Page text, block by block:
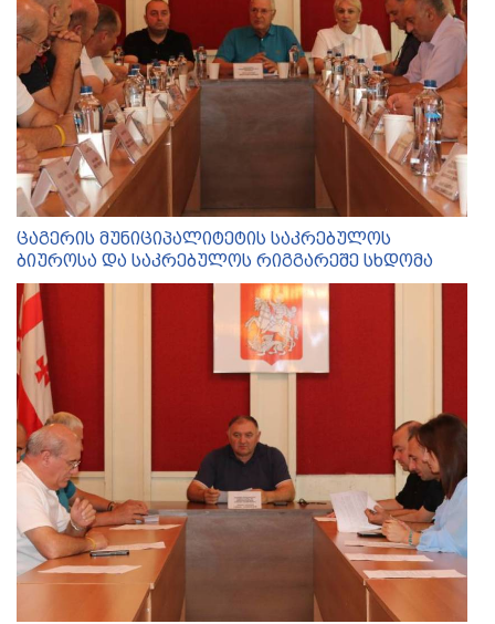
ცაგერის მუნიციპალიტეტის საკრებულოს
ბიუროსა და საკრებულოს რიგგარეშე სხდომა